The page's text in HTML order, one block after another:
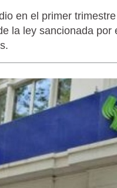
en el primer
la ley sancionada